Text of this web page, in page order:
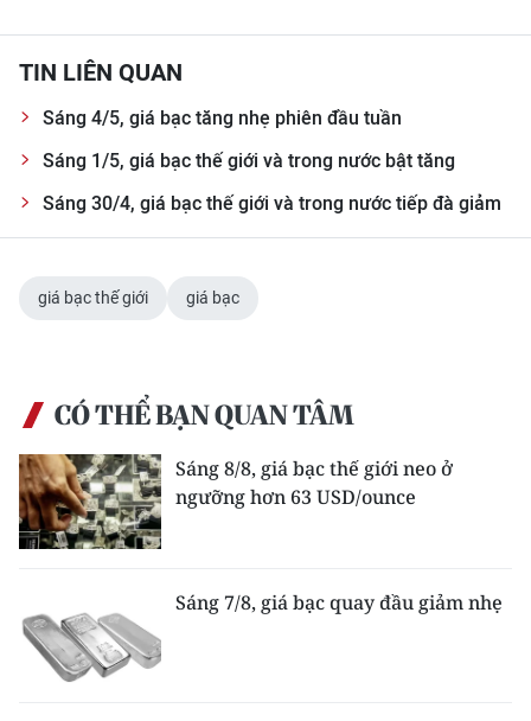
TIN LIÊN QUAN
Sáng 4/5, giá bạc tăng nhẹ phiên đầu tuần
Sáng 1/5, giá bạc thế giới và trong nước bật tăng
Sáng 30/4, giá bạc thế giới và trong nước tiếp đà giảm
giá bạc thế giới giá bạc
CÓ THỂ BẠN QUAN TÂM
Sáng 8/8, giá bạc thế giới neo ở
ngưỡng hơn 63 USD/ounce
Sáng 7/8, giá bạc quay đầu giảm nhẹ